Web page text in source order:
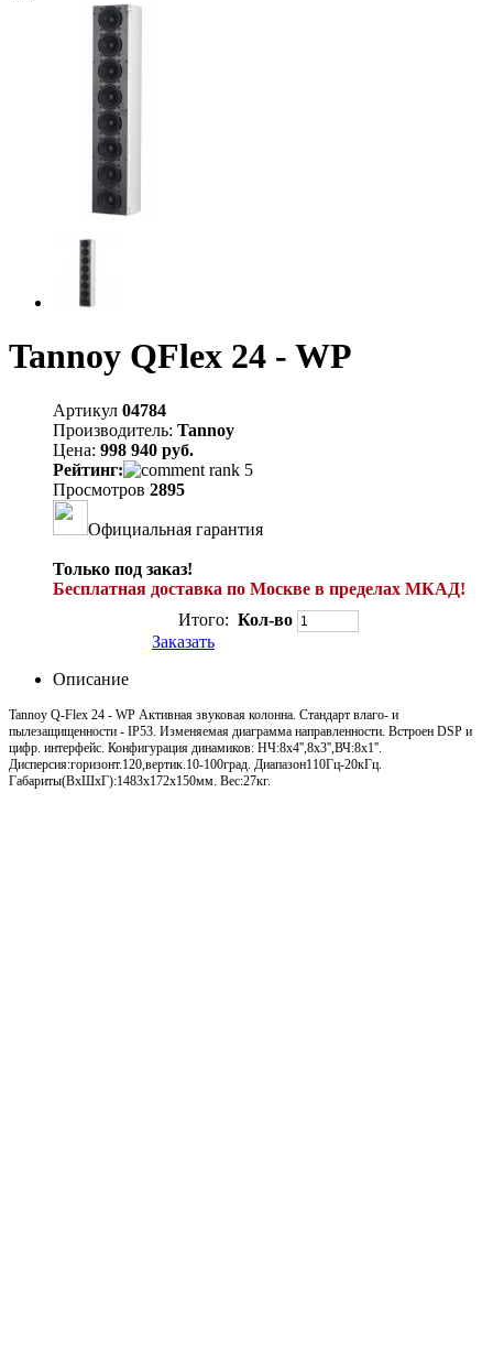
Tannoy QFlex 24 - WP
Артикул 04784
Производитель: Tannoy
Цена: 998 940 руб.
Рейтинг:
Просмотров 2895
Официальная гарантия
Только под заказ!
Бесплатная доставка по Москве в пределах МКАД!
Итого: Кол-во
Заказать
Описание
Tannoy Q-Flex 24 - WP Активная звуковая колонна. Стандарт влаго- и
пылезащищенности - IP53. Изменяемая диаграмма направленности. Встроен DSP и
цифр. интерфейс. Конфигурация динамиков: НЧ:8х4'',8х3'',ВЧ:8х1''.
Дисперсия:горизонт.120,вертик.10-100град. Диапазон110Гц-20кГц.
Габариты(ВхШхГ):1483х172х150мм. Вес:27кг.